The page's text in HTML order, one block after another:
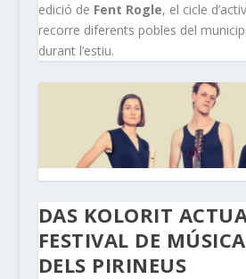
edició de Fent Rogle, el cicle
recorre diferents pobles del
durant l’estiu.
DAS KOLORIT
FESTIVAL DE
DELS PIRINEUS